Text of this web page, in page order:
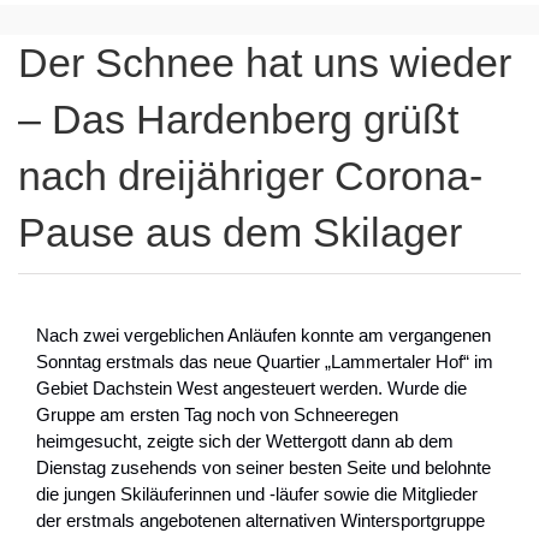
Der Schnee hat uns wieder
– Das Hardenberg grüßt
nach dreijähriger Corona-
Pause aus dem Skilager
Nach zwei vergeblichen Anläufen konnte am vergangenen
Sonntag erstmals das neue Quartier „Lammertaler Hof“ im
Gebiet Dachstein West angesteuert werden. Wurde die
Gruppe am ersten Tag noch von Schneeregen
heimgesucht, zeigte sich der Wettergott dann ab dem
Dienstag zusehends von seiner besten Seite und belohnte
die jungen Skiläuferinnen und -läufer sowie die Mitglieder
der erstmals angebotenen alternativen Wintersportgruppe